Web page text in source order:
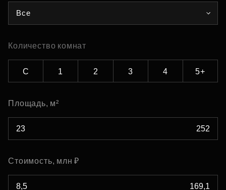
Все
Количество комнат
С 1 2 3 4 5+
Площадь, м²
Стоимость, млн ₽